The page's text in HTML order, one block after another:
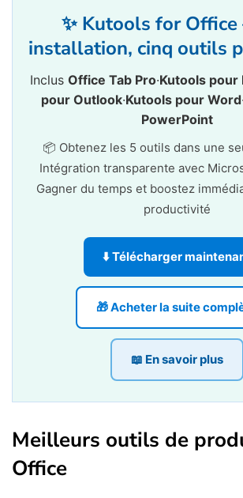
✨ Kutools for Office
installation, cinq outils
Inclus Office Tab Pro·Kutools pour
pour Outlook·Kutools pour Word·
PowerPoint
📦 Obtenez les 5 outils dans une
Intégration transparente avec
Gagner du temps et boostez
productivité
⬇️ Télécharger
🎁 Acheter la suite
📖 En savoir plus
Meilleurs outils de
Office